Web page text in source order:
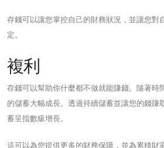
存錢可以讓您掌控自己的財務狀況，並讓您對
定。
複利
存錢可以幫助你什麼都不做就能賺錢。隨著時
的儲蓄大幅成長。透過持續儲蓄並讓您的錢賺
蓄呈指數級增長。
這可以為您提供更多的財務保障，並為累積財